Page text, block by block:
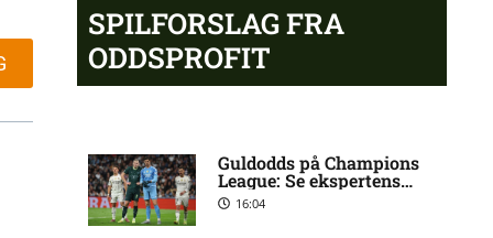
1. Division – Hobro IK mod AB:
9:11 am
1. Division – Aarhus Fremad
mod HB Køge: Optakt,
SPILFORSLAG FRA
ODDSPROFIT
Guldodds på Champions
League: Se ekspertens
spilforslag her
16:04